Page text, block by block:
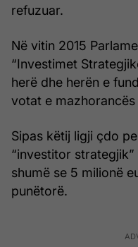
refuzuar.
Në vitin 2015
“Investimet
herë dhe herën e
votat e
Sipas këtij ligji çdo
“investitor
shumë se 5 milionë
punëtorë.